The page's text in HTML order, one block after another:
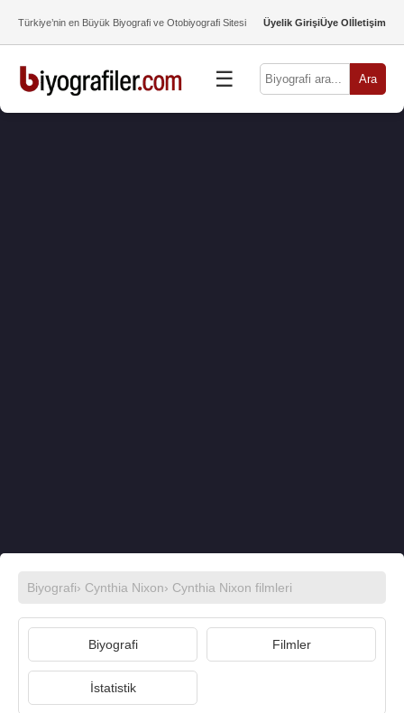
Türkiye’nin en Büyük Biyografi ve Otobiyografi Sitesi Üyelik GirişiÜye Olİletişim
☰ Ara
Biyografi› Cynthia Nixon› Cynthia Nixon filmleri
Biyografi Filmler
İstatistik